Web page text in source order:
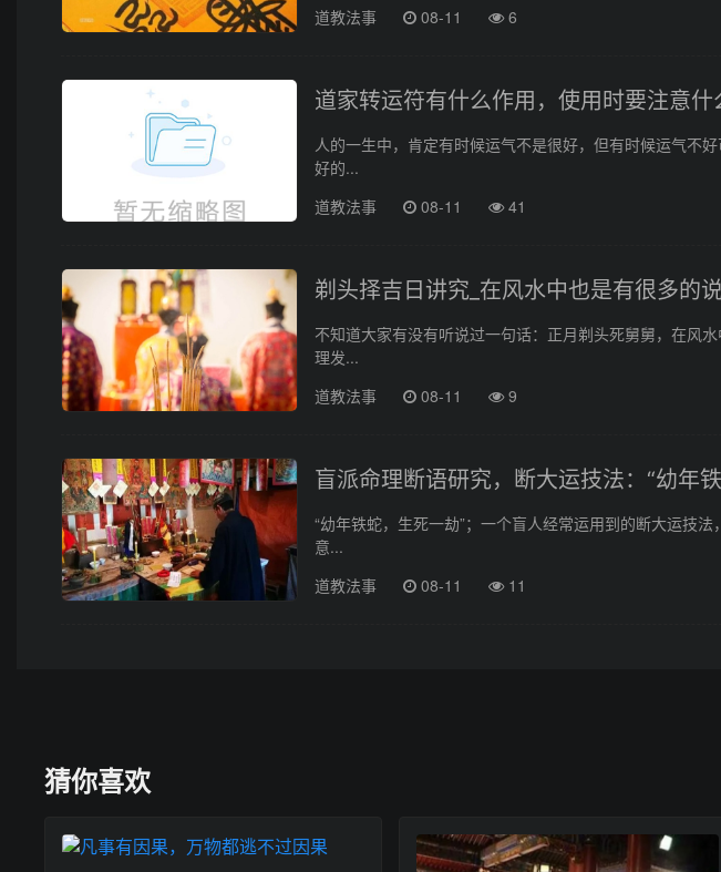
道教法事
08-11 6
道家转运符有什么作用，使用时要注意什
人的一生中，肯定有时候运气不是很好，但有时候运气不
好的...
道教法事
08-11 41
剃头择吉日讲究_在风水中也是有很多的
不知道大家有没有听说过一句话：正月剃头死舅舅，在风
理发...
道教法事
08-11 9
盲派命理断语研究，断大运技法：“幼年
“幼年铁蛇，生死一劫”；一个盲人经常运用到的断大运技
意...
道教法事
08-11 11
猜你喜欢